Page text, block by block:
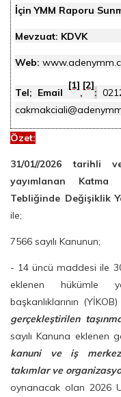
İçin YMM Raporu
Web:
Tel; Email
[1]
,
[2]
:
Özet:
31/01//2026 tarihli
yayımlanan
Tebliğinde Değişiklik
ile;
7566 sayılı Kanunun;
- 14 üncü maddesi ile
eklenen hükümle
başkanlıklarının
gerçekleştirilen
sayılı Kanuna eklenen
kanuni ve iş merkezi
takımlar ve
oynanacak olan 2026